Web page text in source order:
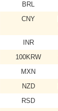
BRL
CNY
INR
100KRW
MXN
NZD
RSD